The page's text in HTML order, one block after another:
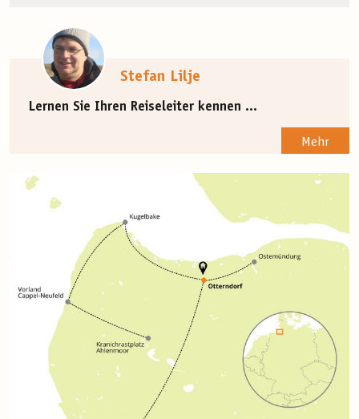
Stefan Lilje
Lernen Sie Ihren Reiseleiter kennen ...
Mehr